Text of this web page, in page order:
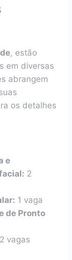
, estão
em diversas
abrangem
os detalhes
e
2
1 vaga
de Pronto
vagas